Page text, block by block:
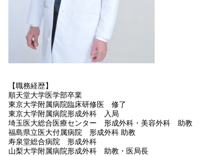
【職務経歴】
順天堂大学医学部卒業
東京大学附属病院臨床研修医 修了
東京大学附属病院形成外科 入局
埼玉医大総合医療センター 形成外科・美容外科 助教
福島県立医大付属病院 形成外科 助教
寿泉堂総合病院 形成外科
山梨大学附属病院形成外科 助教・医局長